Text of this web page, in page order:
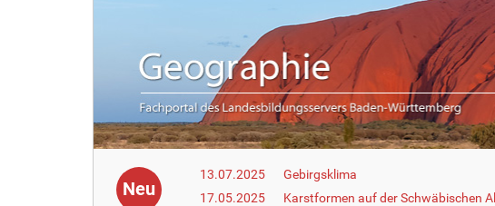
Neu
13.07.2025
Gebirgsklima
17.05.2025
Karstformen auf der Schwäbischen